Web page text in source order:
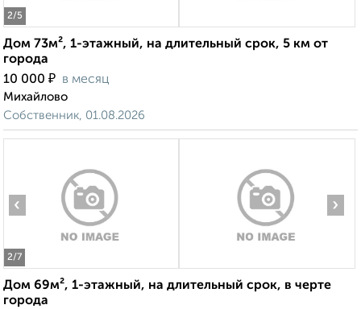
2/5
Дом 73м², 1-этажный, на длительный срок, 5 км от
города
10 000 ₽ в месяц
Михайлово
Собственник, 01.08.2026
2/7
‹ ›
Дом 69м², 1-этажный, на длительный срок, в черте
города